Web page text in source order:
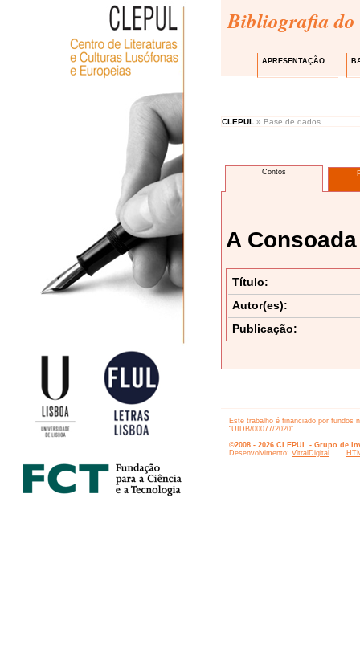
Bibliografia do
APRESENTAÇÃO
CLEPUL » Base de dados
Contos
A Consoada
Título:
Autor(es):
Publicação:
Este trabalho é financiado por fundos
“UIDB/00077/2020”
©2008 - 2026 CLEPUL - Grupo de
Desenvolvimento: VitralDigital